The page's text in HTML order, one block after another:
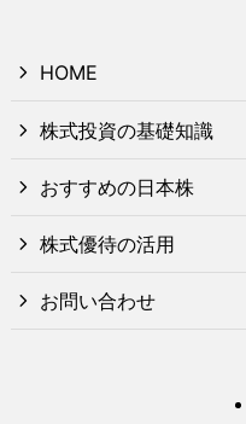
HOME
株式投資の基礎知識
おすすめの日本株
株式優待の活用
お問い合わせ